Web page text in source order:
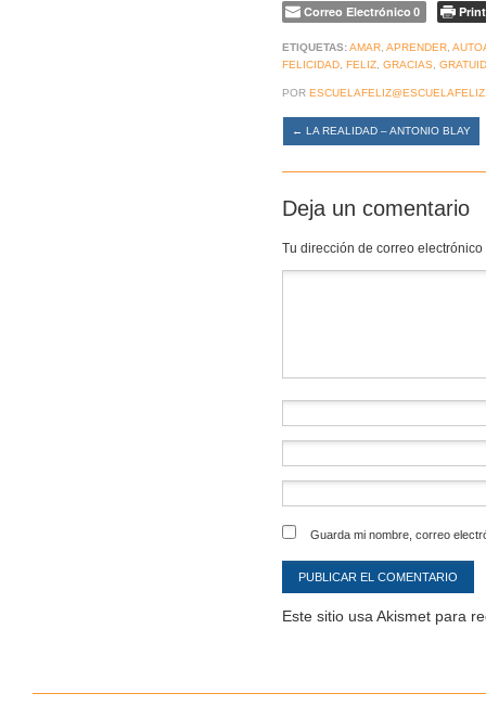
Correo Electrónico 0 Print
ETIQUETAS:AMAR APRENDER
FELICIDAD FELIZ GRACIAS
POR
← LA REALIDAD – ANTONIO BLAY
Deja un comentario
Tu dirección de correo
Guarda mi nombre, correo
Este sitio usa Akismet para